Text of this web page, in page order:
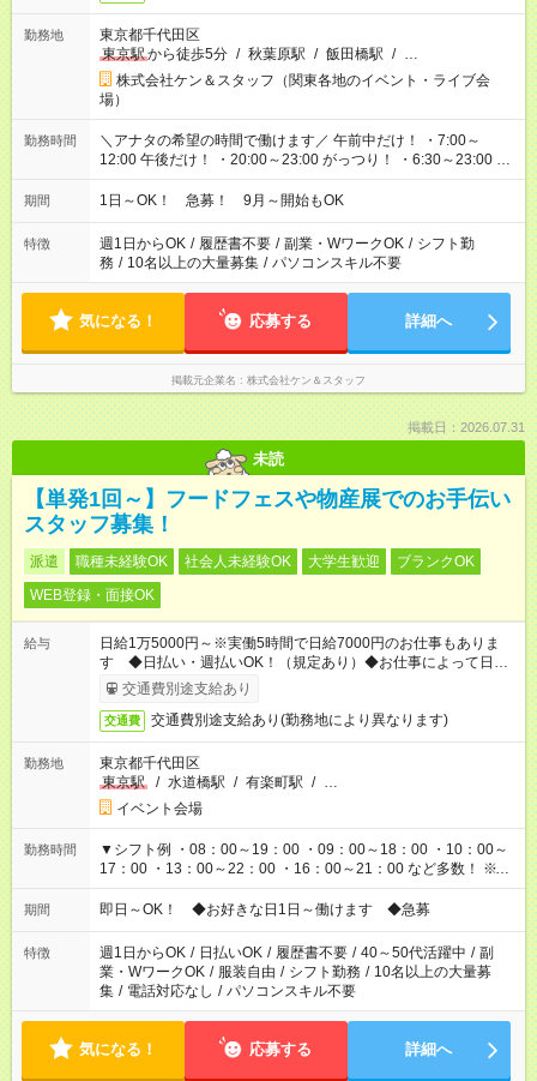
勤務地
東京都千代田区
東京駅から徒歩5分 / 秋葉原駅 / 飯田橋駅 / …
株式会社ケン＆スタッフ（関東各地のイベント・ライブ会
場）
勤務時間
＼アナタの希望の時間で働けます／ 午前中だけ！ ・7:00～
12:00 午後だけ！ ・20:00～23:00 がっつり！ ・6:30～23:00 ・
12:00～21:00 ・16:00～翌8:00 …etc ※時間曜日イベントによ
り異なります。
期間 1日～OK！ 急募！ 9月～開始もOK
特徴 週1日からOK / 履歴書不要 / 副業・WワークOK / シフト勤
務 / 10名以上の大量募集 / パソコンスキル不要
気になる！ 応募する 詳細へ
掲載元企業名 株式会社ケン＆スタッフ
掲載日：2026.07.31
未読
【単発1回～】フードフェスや物産展でのお手伝い
スタッフ募集！
派遣 職種未経験OK 社会人未経験OK 大学生歓迎
ブランクOK
WEB登録・面接OK
給与
日給1万5000円～※実働5時間で日給7000円のお仕事もありま
す ◆日払い・週払いOK！（規定あり）◆お仕事によって日給も
異なります
交通費別途支給あり
交通費 交通費別途支給あり(勤務地により異なります)
勤務地
東京都千代田区
東京駅
/ 水道橋駅 / 有楽町駅 / …
イベント会場
勤務時間
▼シフト例 ・08：00～19：00 ・09：00～18：00 ・10：00～
17：00 ・13：00～22：00 ・16：00～21：00 など多数！ ※お
仕事により勤務時間が異なります
期間 即日～OK！ ◆お好きな日1日～働けます ◆急募
特徴 週1日からOK / 日払いOK / 履歴書不要 / 40～50代活躍中 / 副
業・WワークOK / 服装自由 / シフト勤務 / 10名以上の大量募
集 / 電話対応なし / パソコンスキル不要
気になる！ 応募する 詳細へ